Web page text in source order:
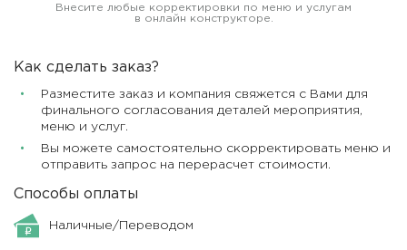
Внесите любые корректировки по меню и услугам
в онлайн конструкторе.
Как сделать заказ?
Разместите заказ и компания свяжется с Вами для
финального согласования деталей мероприятия,
меню и услуг.
Вы можете самостоятельно скорректировать меню и
отправить запрос на перерасчет стоимости.
Способы оплаты
Наличные/Переводом